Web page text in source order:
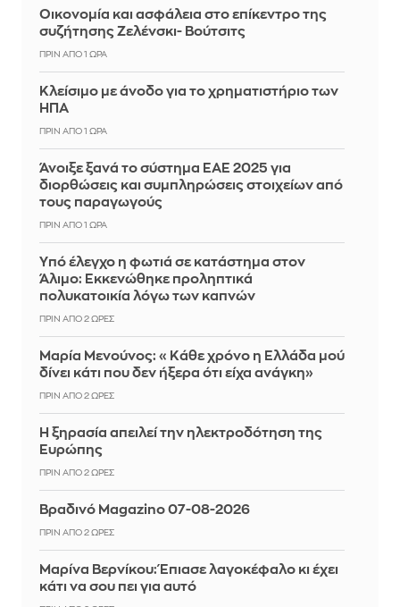
Οικονομία και ασφάλεια στο επίκεντρο της
συζήτησης Ζελένσκι- Βούτσιτς
ΠΡΙΝ ΑΠΌ 1 ΏΡΑ
Κλείσιμο με άνοδο για το χρηματιστήριο των
ΗΠΑ
ΠΡΙΝ ΑΠΌ 1 ΏΡΑ
Άνοιξε ξανά το σύστημα ΕΑΕ 2025 για
διορθώσεις και συμπληρώσεις στοιχείων από
τους παραγωγούς
ΠΡΙΝ ΑΠΌ 1 ΏΡΑ
Yπό έλεγχο η φωτιά σε κατάστημα στον
Άλιμο: Εκκενώθηκε προληπτικά
πολυκατοικία λόγω των καπνών
ΠΡΙΝ ΑΠΌ 2 ΏΡΕΣ
Μαρία Μενούνος: «Κάθε χρόνο η Ελλάδα μού
δίνει κάτι που δεν ήξερα ότι είχα ανάγκη»
ΠΡΙΝ ΑΠΌ 2 ΏΡΕΣ
Η ξηρασία απειλεί την ηλεκτροδότηση της
Ευρώπης
ΠΡΙΝ ΑΠΌ 2 ΏΡΕΣ
Βραδινό Magazino 07-08-2026
ΠΡΙΝ ΑΠΌ 2 ΏΡΕΣ
Μαρίνα Βερνίκου: Έπιασε λαγοκέφαλο κι έχει
κάτι να σου πει για αυτό